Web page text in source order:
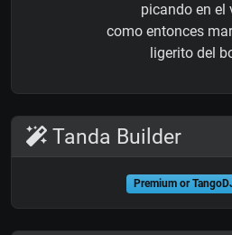
picando en el
como entonces
ligerito del
Tanda Builder
Premium or